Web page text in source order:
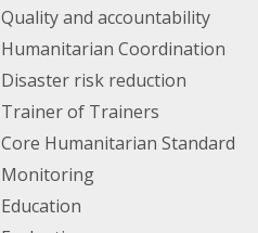
Quality and accountability
Humanitarian Coordination
Disaster risk reduction
Trainer of Trainers
Core Humanitarian Standard
Monitoring
Education